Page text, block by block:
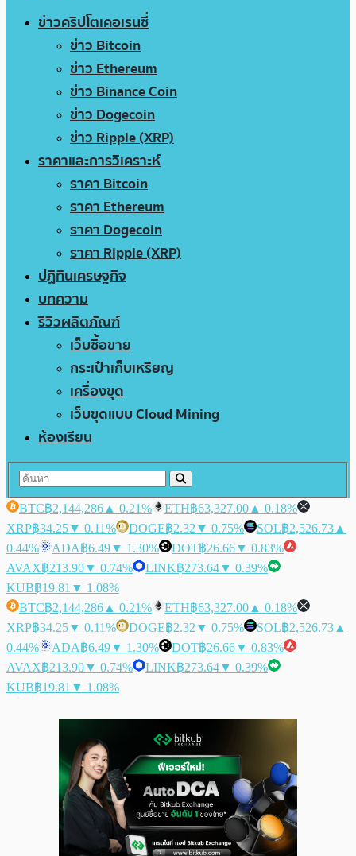
ข่าวคริปโตเคอเรนซี่
ข่าว Bitcoin
ข่าว Ethereum
ข่าว Binance Coin
ข่าว Dogecoin
ข่าว Ripple (XRP)
ราคาและการวิเคราะห์
ราคา Bitcoin
ราคา Ethereum
ราคา Dogecoin
ราคา Ripple (XRP)
ปฏิทินเศรษฐกิจ
บทความ
รีวิวผลิตภัณฑ์
เว็บซื้อขาย
กระเป๋าเก็บเหรียญ
เครื่องขุด
เว็บขุดแบบ Cloud Mining
ห้องเรียน
BTC฿2,144,286 ▲ 0.21% ETH฿63,327.00 ▲ 0.18%
XRP฿34.25▼ 0.11% DOGE฿2.32 ▼ 0.75% SOL฿2,526.73 ▲
0.44%
ADA฿6.49▼ 1.30% DOT฿26.66▼ 0.83%
AVAX฿213.90▼ 0.74% LINK฿273.64▼ 0.39%
KUB฿19.81 ▼ 1.08%
BTC฿2,144,286 ▲ 0.21% ETH฿63,327.00 ▲ 0.18%
XRP฿34.25▼ 0.11% DOGE฿2.32 ▼ 0.75% SOL฿2,526.73 ▲
0.44%
ADA฿6.49▼ 1.30% DOT฿26.66▼ 0.83%
AVAX฿213.90▼ 0.74% LINK฿273.64▼ 0.39%
KUB฿19.81 ▼ 1.08%